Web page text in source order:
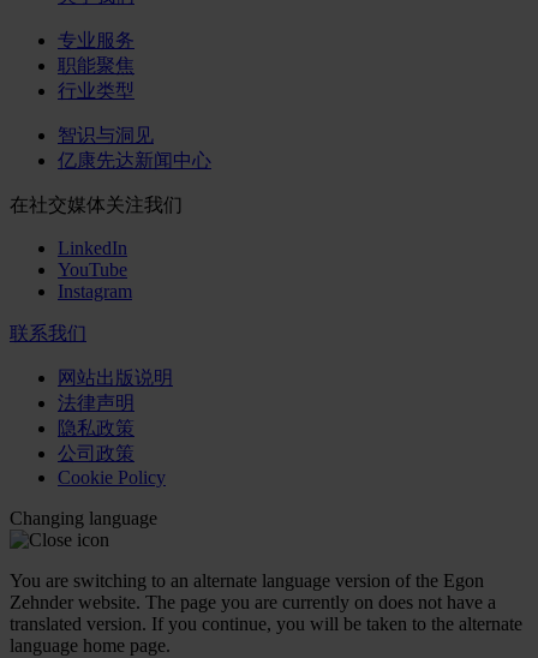
专业服务
职能聚焦
行业类型
智识与洞见
亿康先达新闻中心
在社交媒体关注我们
LinkedIn
YouTube
Instagram
联系我们
网站出版说明
法律声明
隐私政策
公司政策
Cookie Policy
Changing language
You are switching to an alternate language version of the Egon
Zehnder website. The page you are currently on does not have a
translated version. If you continue, you will be taken to the alternate
language home page.